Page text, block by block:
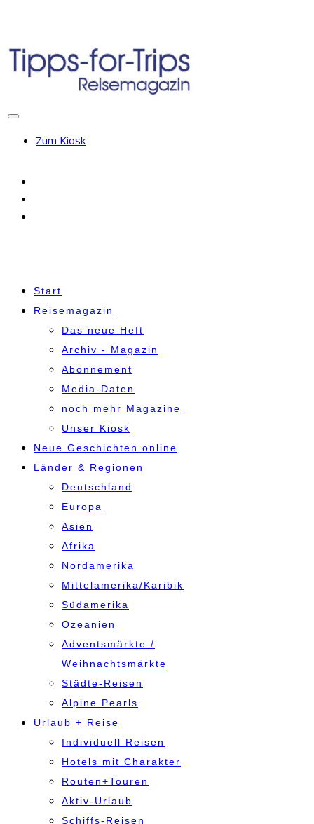
Zum Kiosk
Start
Reisemagazin
Das neue Heft
Archiv - Magazin
Abonnement
Media-Daten
noch mehr Magazine
Unser Kiosk
Neue Geschichten online
Länder & Regionen
Deutschland
Europa
Asien
Afrika
Nordamerika
Mittelamerika/Karibik
Südamerika
Ozeanien
Adventsmärkte /
Weihnachtsmärkte
Städte-Reisen
Alpine Pearls
Urlaub + Reise
Individuell Reisen
Hotels mit Charakter
Routen+Touren
Aktiv-Urlaub
Schiffs-Reisen